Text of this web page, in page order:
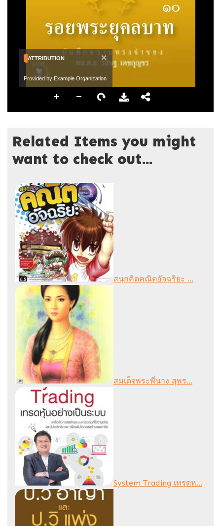
ATTRIBUTION ×
Provided by Example Organization
Related Items you might
want to check out...
สนุกคิดคณิตอัจฉริยะ ...
สมเด็จพระพี่นาง สุพร...
System Trading เทรดห...